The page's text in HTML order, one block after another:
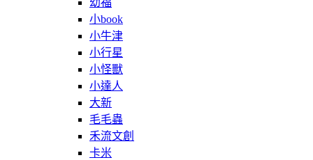
幼福
小book
小牛津
小行星
小怪獸
小達人
大新
毛毛蟲
禾流文創
卡米